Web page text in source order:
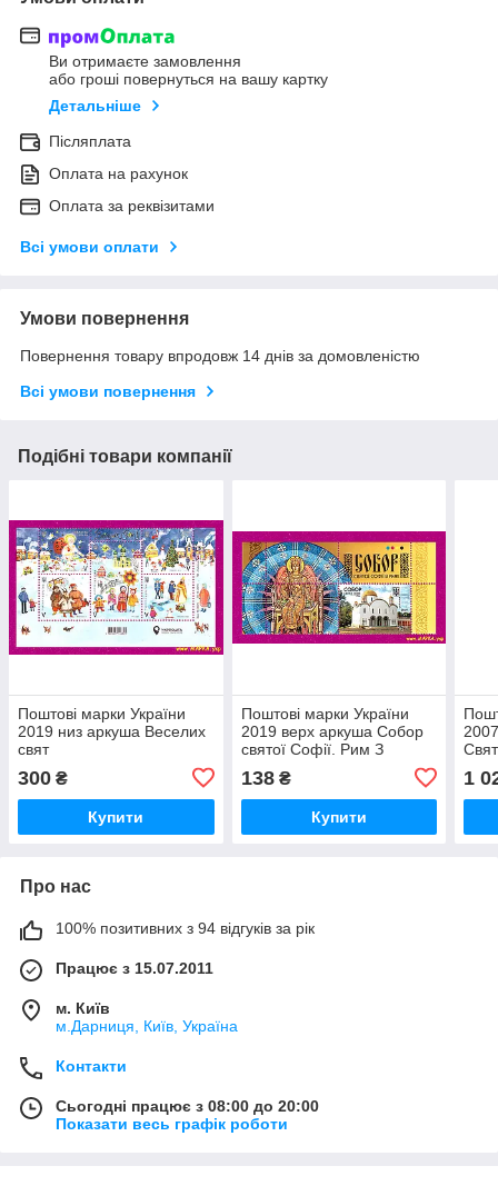
Ви отримаєте замовлення
або гроші повернуться на вашу картку
Детальніше
Післяплата
Оплата на рахунок
Оплата за реквізитами
Всі умови оплати
Умови повернення
Повернення товару впродовж 14 днів за домовленістю
Всі умови повернення
Подібні товари компанії
Поштові марки України
2019 низ аркуша Веселих
свят
300 ₴
Купити
Поштові марки України
2019 верх аркуша Собор
святої Софії. Рим З
138₴
Купити
1
Про нас
100% позитивних з 94 відгуків за рік
Працює з 15.07.2011
м. Київ
м.Дарниця, Київ, Україна
Контакти
Сьогодні працює з 08:00 до 20:00
Показати весь графік роботи